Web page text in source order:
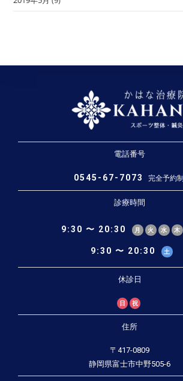
電話番号
0545-67-7073 完全予約制
診療時間
9:30 〜 20:30 月 火 水 木
9:30 〜 20:30 土
休診日
日 祝
住所
〒417-0809
静岡県富士市中野505-6